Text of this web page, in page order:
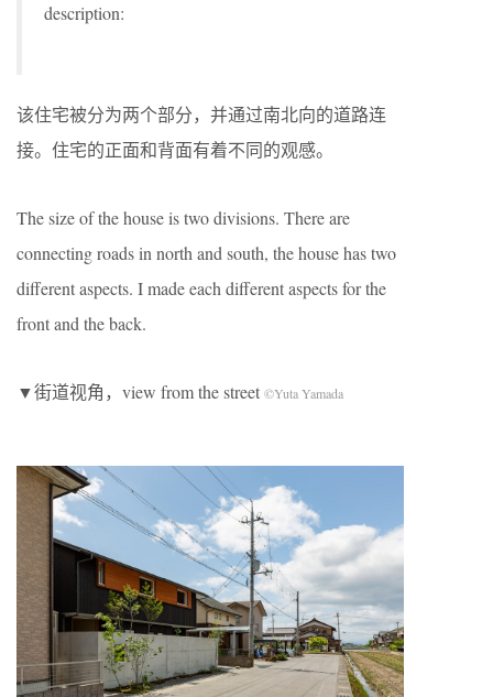
description:
该住宅被分为两个部分，并通过南北向的道路连
接。住宅的正面和背面有着不同的观感。
The size of the house is two divisions. There are
connecting roads in north and south, the house has two
different aspects. I made each different aspects for the
front and the back.
▼街道视角，view from the street ©Yuta Yamada